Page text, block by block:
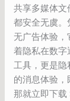
共享多媒体
都安全无虞。
无广告体验
着隐私在数
工具，更是
的消息体验，
那就立即下